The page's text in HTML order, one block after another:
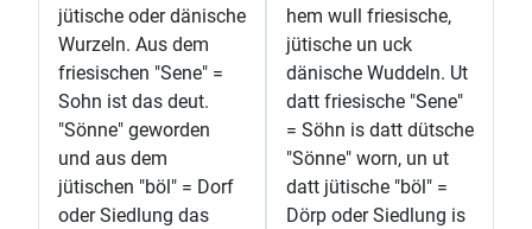
jütische oder dänische
Wurzeln. Aus dem
friesischen "Sene" =
Sohn ist das deut.
"Sönne" geworden
und aus dem
jütischen "böl" = Dorf
oder Siedlung das
hem wull friesische,
jütische un uck
dänische Wuddeln. Ut
datt friesische "Sene"
= Söhn is datt dütsche
"Sönne" worn, un ut
datt jütische "böl" =
Dörp oder Siedlung is